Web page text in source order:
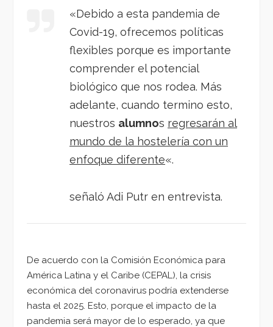
«Debido a esta pandemia de
Covid-19, ofrecemos políticas
flexibles porque es importante
comprender el potencial
biológico que nos rodea. Más
adelante, cuando termino esto,
nuestros alumnos regresarán al
mundo de la hostelería con un
enfoque diferente«.
señaló Adi Putr en entrevista.
De acuerdo con la Comisión Económica para
América Latina y el Caribe (CEPAL), la crisis
económica del coronavirus podría extenderse
hasta el 2025. Esto, porque el impacto de la
pandemia será mayor de lo esperado, ya que